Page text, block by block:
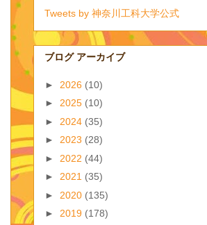
Tweets by 神奈川工科大学公式
ブログ アーカイブ
► 2026 (10)
► 2025 (10)
► 2024 (35)
► 2023 (28)
► 2022 (44)
► 2021 (35)
► 2020 (135)
► 2019 (178)